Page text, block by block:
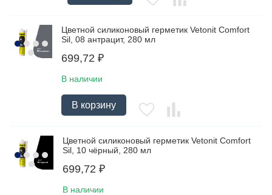
Цветной силиконовый герметик Vetonit Comfort
Sil, 08 антрацит, 280 мл
699,72 ₽
В наличии
В корзину
Цветной силиконовый герметик Vetonit Comfort
Sil, 10 чёрный, 280 мл
699,72 ₽
В наличии